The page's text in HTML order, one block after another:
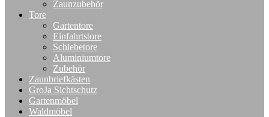
Zaunzubehör
Tore
Gartentore
Einfahrtstore
Schiebetore
Aluminiumtore
Zubehör
Zaunbriefkästen
GroJa Sichtschutz
Gartenmöbel
Waldmöbel